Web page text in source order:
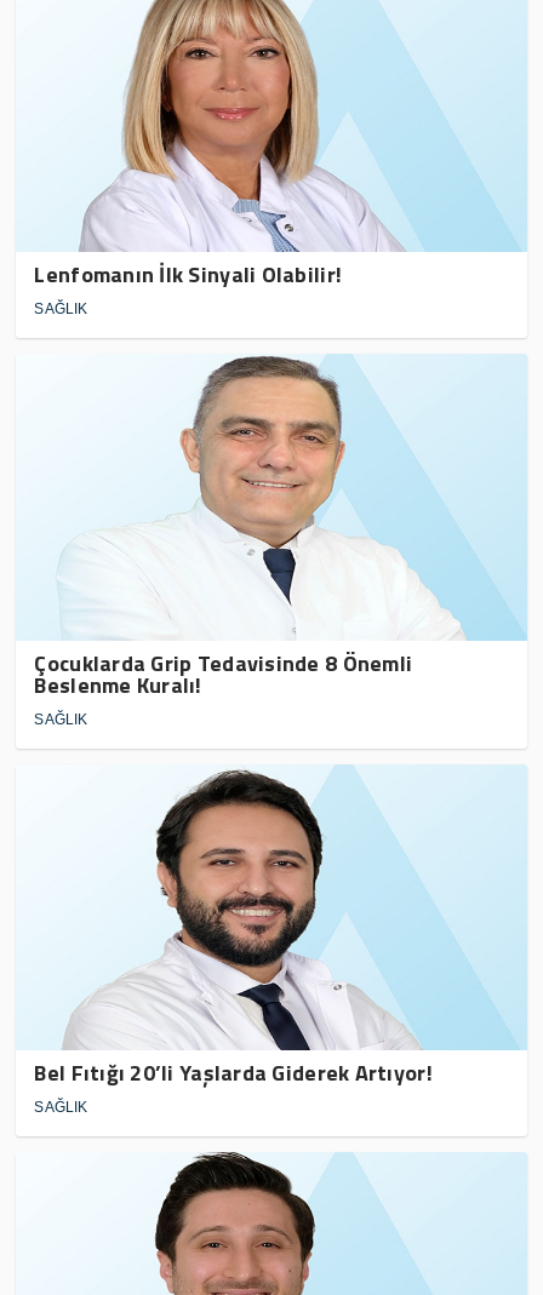
Lenfomanın İlk Sinyali Olabilir!
SAĞLIK
Çocuklarda Grip Tedavisinde 8 Önemli
Beslenme Kuralı!
SAĞLIK
Bel Fıtığı 20’li Yaşlarda Giderek Artıyor!
SAĞLIK